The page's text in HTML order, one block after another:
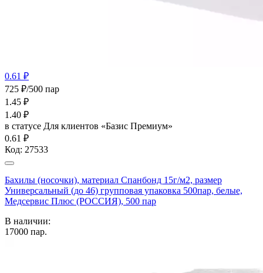
0.61 ₽
725 ₽/500 пар
1.45 ₽
1.40 ₽
в статусе Для клиентов «Базис Премиум»
0.61 ₽
Код: 27533
Бахилы (носочки), материал Спанбонд 15г/м2, размер
Универсальный (до 46) групповая упаковка 500пар, белые,
Медсервис Плюс (РОССИЯ), 500 пар
В наличии:
17000 пар.